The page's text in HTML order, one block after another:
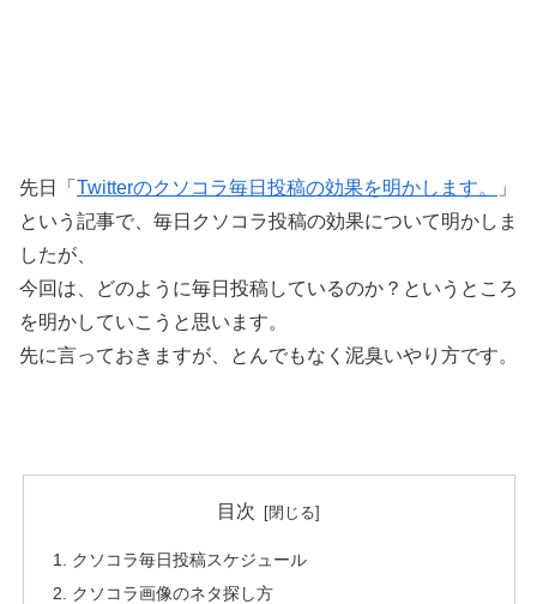
先日「 Twitterのクソコラ毎日投稿の効果を明かします。
」
という記事で、毎日クソコラ投稿の効果について明かしま
したが、
今回は、どのように毎日投稿しているのか？というところ
を明かしていこうと思います。
先に言っておきますが、とんでもなく泥臭いやり方です。
目次
クソコラ毎日投稿スケジュール
クソコラ画像のネタ探し方